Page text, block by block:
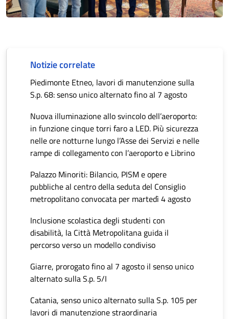
Notizie correlate
Piedimonte Etneo, lavori di manutenzione sulla
S.p. 68: senso unico alternato fino al 7 agosto
Nuova illuminazione allo svincolo dell’aeroporto:
in funzione cinque torri faro a LED. Più sicurezza
nelle ore notturne lungo l’Asse dei Servizi e nelle
rampe di collegamento con l’aeroporto e Librino
Palazzo Minoriti: Bilancio, PISM e opere
pubbliche al centro della seduta del Consiglio
metropolitano convocata per martedì 4 agosto
Inclusione scolastica degli studenti con
disabilità, la Città Metropolitana guida il
percorso verso un modello condiviso
Giarre, prorogato fino al 7 agosto il senso unico
alternato sulla S.p. 5/I
Catania, senso unico alternato sulla S.p. 105 per
lavori di manutenzione straordinaria